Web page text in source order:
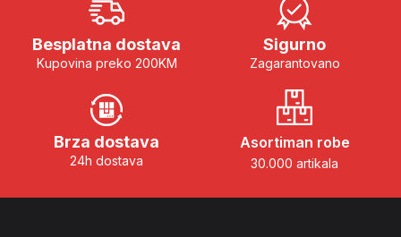
Besplatna dostava
Kupovina preko 200KM
Sigurno
Zagarantovano
Brza dostava
24h dostava
Asortiman robe
30.000 artikala